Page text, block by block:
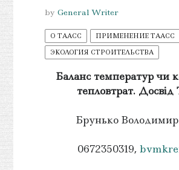
by General Writer
О ТААСС
ПРИМЕНЕНИЕ ТААСС
ЭКОЛОГИЯ СТРОИТЕЛЬСТВА
Баланс температур чи
тепловтрат.
Брунько
0672350319,